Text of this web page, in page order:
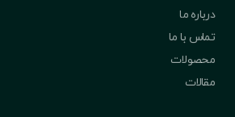
درباره ما
تماس با ما
محصولات
مقالات